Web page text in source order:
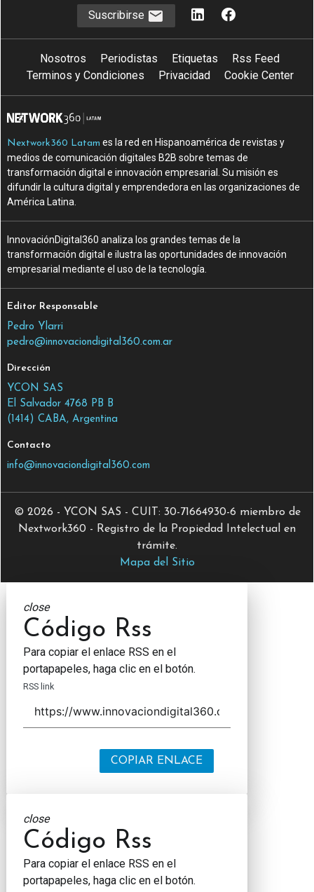
Suscribirse
Nosotros Periodistas Etiquetas
Rss Feed
Terminos y Condiciones
Privacidad Cookie Center
Nextwork360 Latam es la red en Hispanoamérica de revistas y
medios de comunicación digitales B2B sobre temas de
transformación digital e innovación empresarial. Su misión es
difundir la cultura digital y emprendedora en las organizaciones de
América Latina.
InnovaciónDigital360 analiza los grandes temas de la
transformación digital e ilustra las oportunidades de innovación
empresarial mediante el uso de la tecnología.
Editor Responsable
Pedro Ylarri
pedro@innovaciondigital360.com.ar
Dirección
YCON SAS
El Salvador 4768 PB B
(1414) CABA, Argentina
Contacto
info@innovaciondigital360.com
© 2026 - YCON SAS - CUIT: 30-71664930-6 miembro de
Nextwork360 - Registro de la Propiedad Intelectual en
trámite.
Mapa del Sitio
close
Código Rss
Para copiar el enlace RSS en el
portapapeles, haga clic en el botón.
RSS link
COPIAR ENLACE
close
Código Rss
Para copiar el enlace RSS en el
portapapeles, haga clic en el botón.